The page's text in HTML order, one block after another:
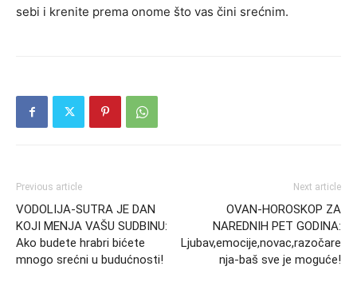
sebi i krenite prema onome što vas čini srećnim.
Previous article
VODOLIJA-SUTRA JE DAN
KOJI MENJA VAŠU SUDBINU:
Ako budete hrabri bićete
mnogo srećni u budućnosti!
Next article
OVAN-HOROSKOP ZA
NAREDNIH PET GODINA:
Ljubav,emocije,novac,razočare
nja-baš sve je moguće!